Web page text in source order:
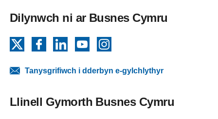
Dilynwch ni ar Busnes Cymru
FacebookLinkedInYouTube
Tanysgrifiwch i dderbyn e-gylchlythyr
Llinell Gymorth Busnes Cymru